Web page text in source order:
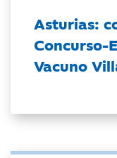
Asturias:
Concurso-
Vacuno